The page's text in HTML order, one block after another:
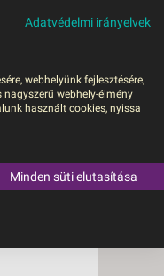
MENÜ
Adatvédelmi irányelvek
webhelyünk fejlesztésére,
webhely-élmény
használt cookies, nyissa
Minden süti elutasítása